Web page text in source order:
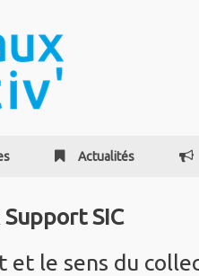
Actualités
Support SIC
et le sens du